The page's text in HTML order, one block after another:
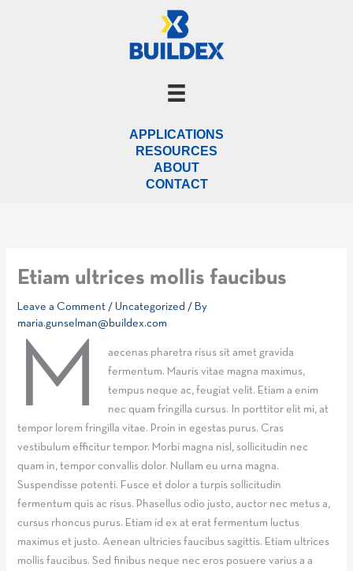
APPLICATIONS
RESOURCES
ABOUT
CONTACT
Etiam ultrices mollis faucibus
Leave a Comment /Uncategorized / By
maria.gunselman@buildex.com
M
aecenas pharetra risus sit amet gravida
fermentum. Mauris vitae magna maximus,
tempus neque ac, feugiat velit. Etiam a enim
nec quam fringilla cursus. In porttitor elit mi, at
tempor lorem fringilla vitae. Proin in egestas purus. Cras
vestibulum efficitur tempor. Morbi magna nisl, sollicitudin nec
quam in, tempor convallis dolor. Nullam eu urna magna.
Suspendisse potenti. Fusce et dolor a turpis sollicitudin
fermentum quis ac risus. Phasellus odio justo, auctor nec metus a,
cursus rhoncus purus. Etiam id ex at erat fermentum luctus
maximus et justo. Aenean ultricies faucibus sagittis. Etiam ultrices
mollis faucibus. Sed finibus neque nec eros posuere varius a a